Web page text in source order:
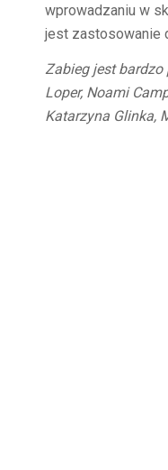
wprowadzaniu w
jest zastosowanie
Zabieg jest
Loper, Noami
Katarzyna Glinka,